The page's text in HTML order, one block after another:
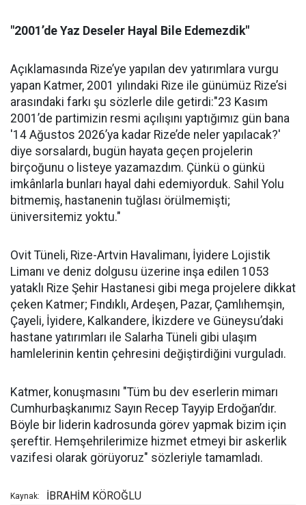
"2001’de Yaz Deseler Hayal Bile Edemezdik"
Açıklamasında Rize’ye yapılan dev yatırımlara vurgu
yapan Katmer, 2001 yılındaki Rize ile günümüz Rize’si
arasındaki farkı şu sözlerle dile getirdi:"23 Kasım
2001’de partimizin resmi açılışını yaptığımız gün bana
'14 Ağustos 2026’ya kadar Rize’de neler yapılacak?'
diye sorsalardı, bugün hayata geçen projelerin
birçoğunu o listeye yazamazdım. Çünkü o günkü
imkânlarla bunları hayal dahi edemiyorduk. Sahil Yolu
bitmemiş, hastanenin tuğlası örülmemişti;
üniversitemiz yoktu."
Ovit Tüneli, Rize-Artvin Havalimanı, İyidere Lojistik
Limanı ve deniz dolgusu üzerine inşa edilen 1053
yataklı Rize Şehir Hastanesi gibi mega projelere dikkat
çeken Katmer; Fındıklı, Ardeşen, Pazar, Çamlıhemşin,
Çayeli, İyidere, Kalkandere, İkizdere ve Güneysu’daki
hastane yatırımları ile Salarha Tüneli gibi ulaşım
hamlelerinin kentin çehresini değiştirdiğini vurguladı.
Katmer, konuşmasını "Tüm bu dev eserlerin mimarı
Cumhurbaşkanımız Sayın Recep Tayyip Erdoğan’dır.
Böyle bir liderin kadrosunda görev yapmak bizim için
şereftir. Hemşehrilerimize hizmet etmeyi bir askerlik
vazifesi olarak görüyoruz" sözleriyle tamamladı.
Kaynak: İBRAHİM KÖROĞLU